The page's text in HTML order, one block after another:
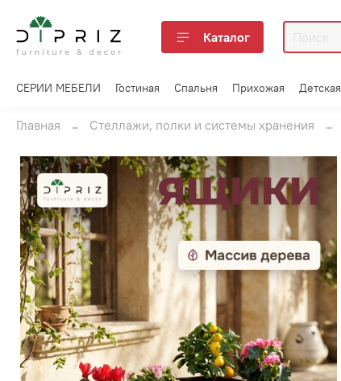
Каталог
СЕРИИ МЕБЕЛИ Гостиная Спальня Прихожая Детская
Главная Стеллажи, полки и системы хранения